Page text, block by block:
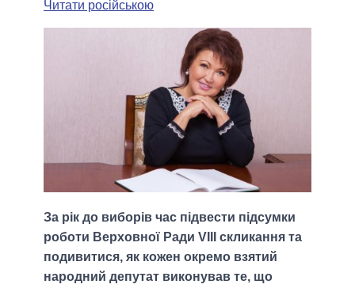
Читати російською
За рік до виборів час підвести підсумки
роботи Верховної Ради VIII скликання та
подивитися, як кожен окремо взятий
народний депутат виконував те, що